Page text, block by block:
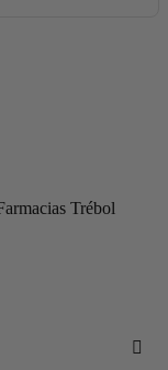
Trébol